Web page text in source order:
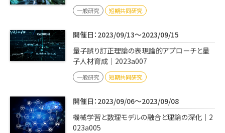
一般研究 短期共同研究
開催日：2023/09/13～2023/09/15
量子誤り訂正理論の表現論的アプローチと量
子人材育成｜2023a007
一般研究 短期共同研究
開催日：2023/09/06～2023/09/08
機械学習と数理モデルの融合と理論の深化｜2
023a005